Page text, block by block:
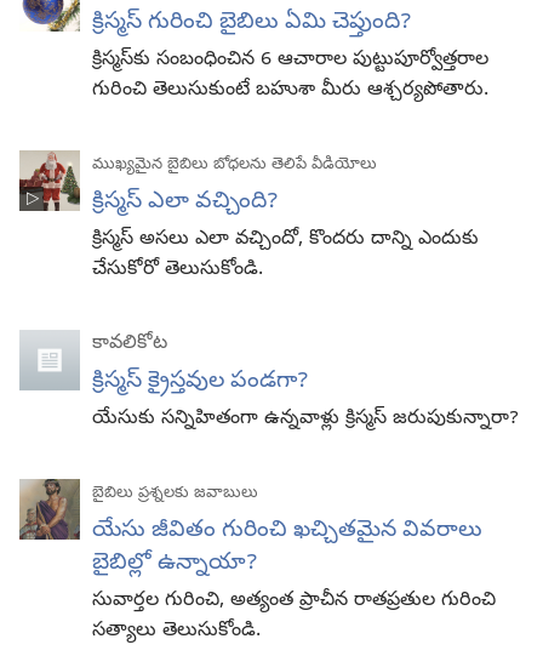
క్రిస్మస్‌ గురించి బైబిలు ఏమి చెప్తుంది?
క్రిస్మస్‌కు సంబంధించిన 6 ఆచారాల పుట్టుపూర్వోత్తరాల
గురించి తెలుసుకుంటే బహుశా మీరు ఆశ్చర్యపోతారు.
ముఖ్యమైన బైబిలు బోధలను తెలిపే వీడియోలు
క్రిస్మస్‌ ఎలా వచ్చింది?
క్రిస్మస్‌ అసలు ఎలా వచ్చిందో, కొందరు దాన్ని ఎందుకు
చేసుకోరో తెలుసుకోండి.
కావలికోట
క్రిస్మస్‌ క్రైస్తవుల పండగా?
యేసుకు సన్నిహితంగా ఉన్నవాళ్లు క్రిస్మస్‌ జరుపుకున్నారా?
బైబిలు ప్రశ్నలకు జవాబులు
యేసు జీవితం గురించి ఖచ్చితమైన వివరాలు
బైబిల్లో ఉన్నాయా?
సువార్తల గురించి, అత్యంత ప్రాచీన రాతప్రతుల గురించి
సత్యాలు తెలుసుకోండి.